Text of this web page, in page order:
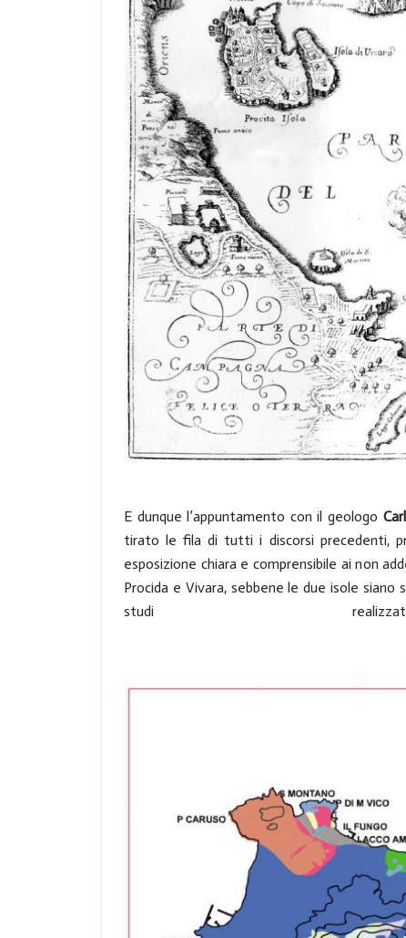
E dunque l’appuntamento con il geologo
tirato le fila di tutti i discorsi precedenti,
esposizione chiara e comprensibile ai non
Procida e Vivara, sebbene le due isole
studi